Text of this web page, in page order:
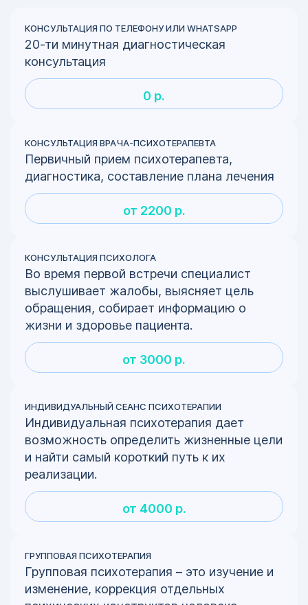
КОНСУЛЬТАЦИЯ ПО ТЕЛЕФОНУ ИЛИ WHATSAPP
20-ти минутная диагностическая
консультация
0 р.
КОНСУЛЬТАЦИЯ ВРАЧА-ПСИХОТЕРАПЕВТА
Первичный прием психотерапевта,
диагностика, составление плана лечения
от 2200 р.
КОНСУЛЬТАЦИЯ ПСИХОЛОГА
Во время первой встречи специалист
выслушивает жалобы, выясняет цель
обращения, собирает информацию о
жизни и здоровье пациента.
от 3000 р.
ИНДИВИДУАЛЬНЫЙ СЕАНС ПСИХОТЕРАПИИ
Индивидуальная психотерапия дает
возможность определить жизненные цели
и найти самый короткий путь к их
реализации.
от 4000 р.
ГРУППОВАЯ ПСИХОТЕРАПИЯ
Групповая психотерапия – это изучение и
изменение, коррекция отдельных